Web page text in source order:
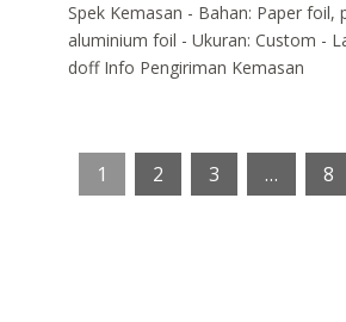
Spek Kemasan - Bahan: Paper foil,
aluminium foil - Ukuran: Custom -
doff Info Pengiriman Kemasan
1 2 3 … 8